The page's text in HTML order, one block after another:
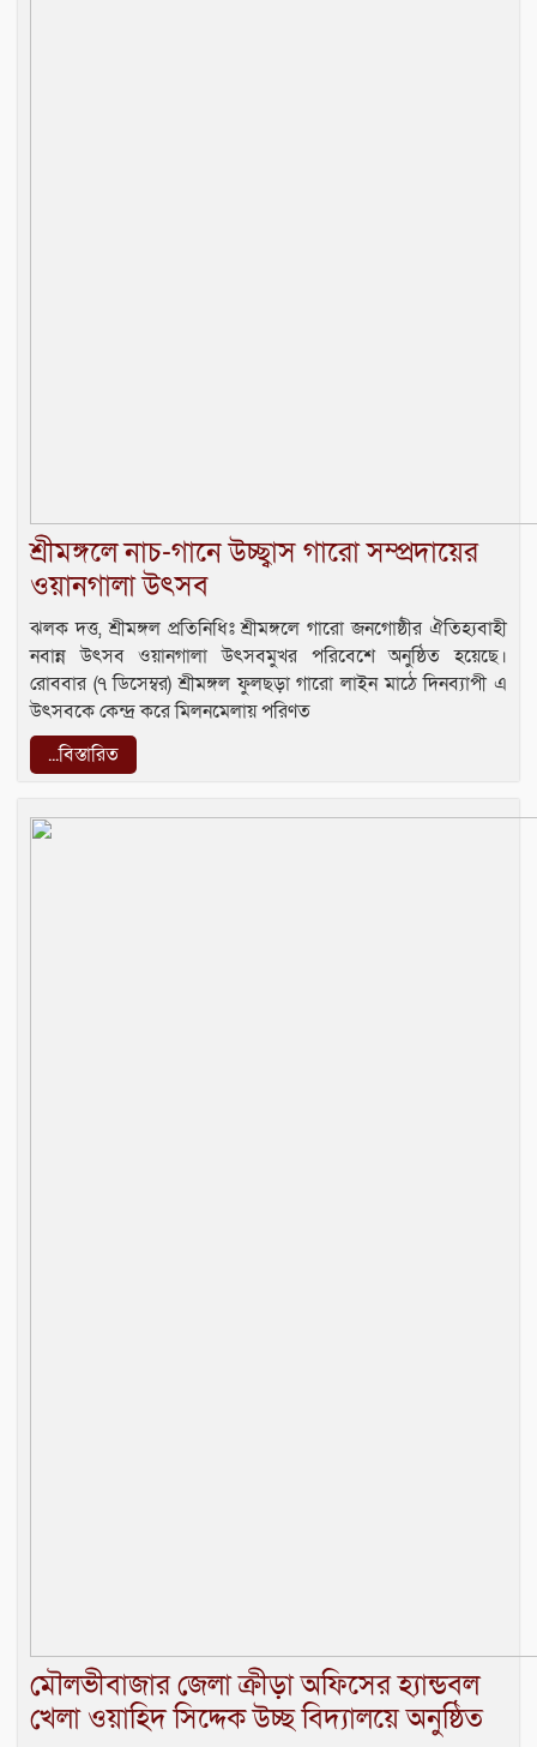
শ্রীমঙ্গলে নাচ-গানে উচ্ছ্বাস গারো সম্প্রদায়ের
ওয়ানগালা উৎসব
ঝলক দত্ত, শ্রীমঙ্গল প্রতিনিধিঃ শ্রীমঙ্গলে গারো জনগোষ্ঠীর ঐতিহ্যবাহী
নবান্ন উৎসব ওয়ানগালা উৎসবমুখর পরিবেশে অনুষ্ঠিত হয়েছে।
রোববার (৭ ডিসেম্বর) শ্রীমঙ্গল ফুলছড়া গারো লাইন মাঠে দিনব্যাপী এ
উৎসবকে কেন্দ্র করে মিলনমেলায় পরিণত
...বিস্তারিত
মৌলভীবাজার জেলা ক্রীড়া অফিসের হ‍্যান্ডবল
খেলা ওয়াহিদ সিদ্দেক উচ্ছ বিদ্যালয়ে অনুষ্ঠিত